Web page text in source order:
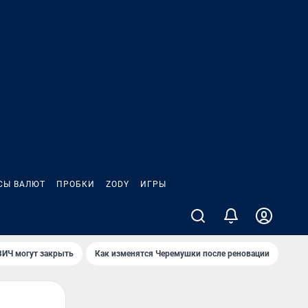
ВАЛЮТ ПРОБКИ ZODY ИГРЫ
могут закрыть Как изменятся Черемушки после реновации